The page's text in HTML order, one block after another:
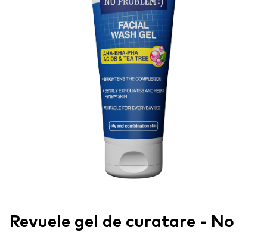
Revuele gel de curatare - No